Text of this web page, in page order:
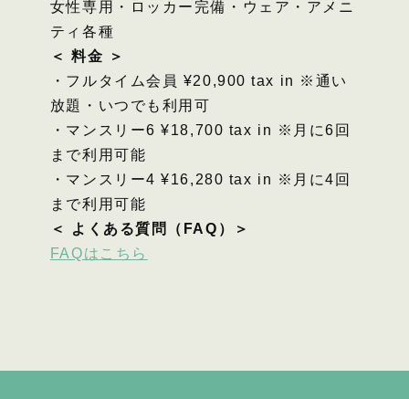
女性専用・ロッカー完備・ウェア・アメニ
ティ各種
＜ 料金 ＞
・フルタイム会員 ¥20,900 tax in ※通い
放題・いつでも利用可
・マンスリー6 ¥18,700 tax in ※月に6回
まで利用可能
・マンスリー4 ¥16,280 tax in ※月に4回
まで利用可能
＜ よくある質問（FAQ）＞
FAQはこちら